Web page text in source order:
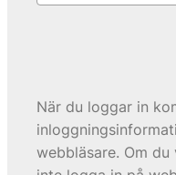
När du loggar in
webbläsare. Om